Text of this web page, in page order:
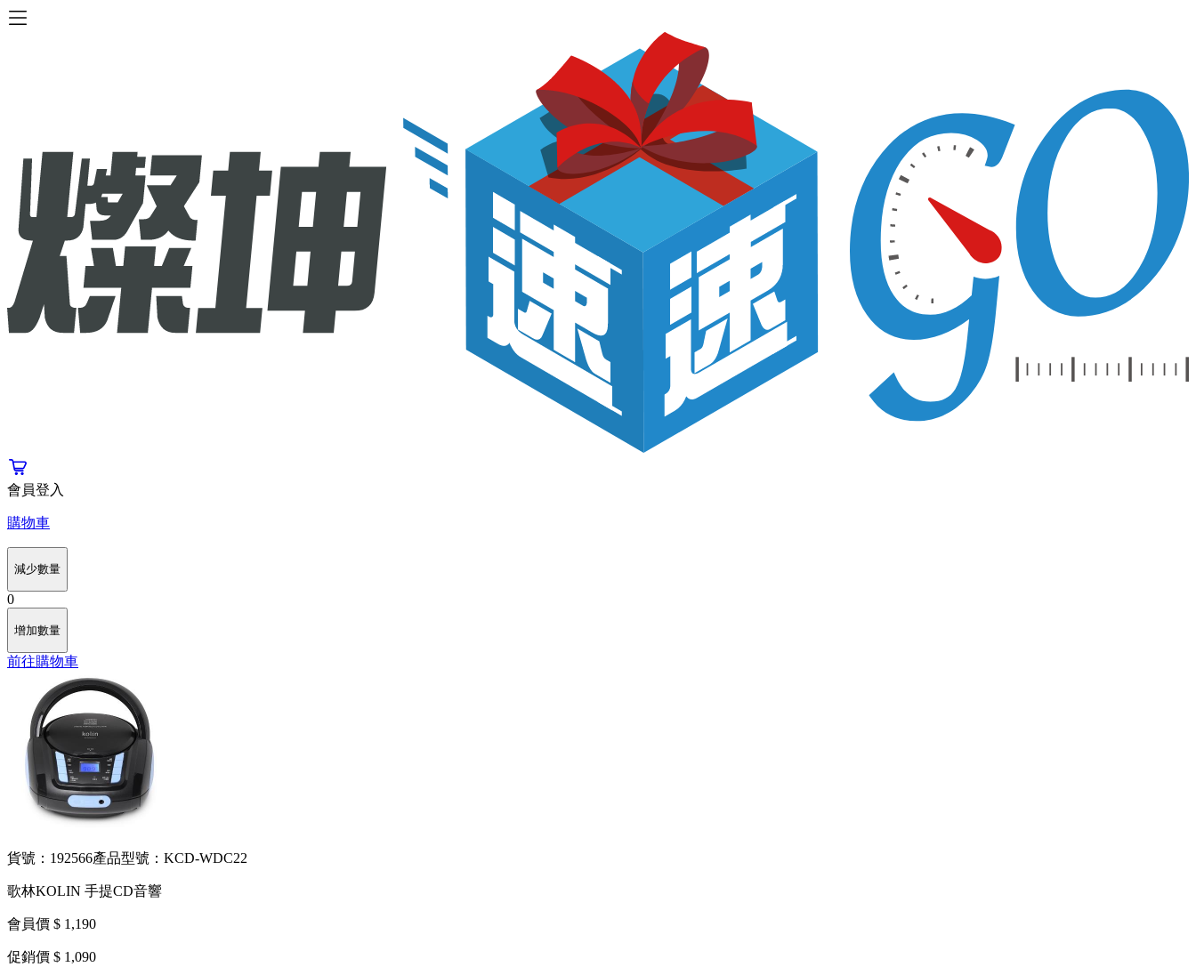
會員登入
購物車
減少數量
0
增加數量
前往購物車
貨號：192566產品型號：KCD-WDC22
歌林KOLIN 手提CD音響
會員價 $ 1,190
促銷價 $ 1,090